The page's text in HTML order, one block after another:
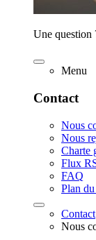
Une question
Menu
Contact
Nous
Nous
Charte
Flux
FAQ
Plan
Contact
Nous